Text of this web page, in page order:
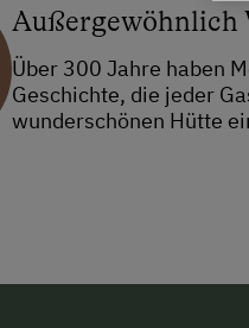
Außergewöhnlich
Über 300 Jahre haben
Geschichte, die jeder
wunderschönen Hütte